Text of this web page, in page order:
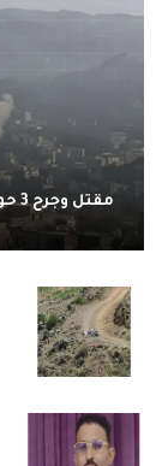
مقتل وجرح 3 حوثيين في اشتباكات غرب تعز